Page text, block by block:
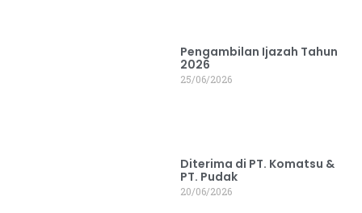
Pengambilan Ijazah Tahun
2026
25/06/2026
Diterima di PT. Komatsu &
PT. Pudak
20/06/2026